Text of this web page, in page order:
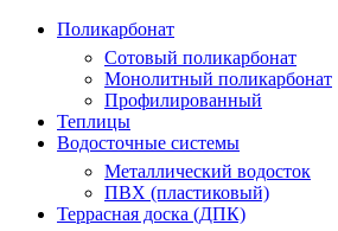
Поликарбонат
Сотовый поликарбонат
Монолитный поликарбонат
Профилированный
Теплицы
Водосточные системы
Металлический водосток
ПВХ (пластиковый)
Террасная доска (ДПК)